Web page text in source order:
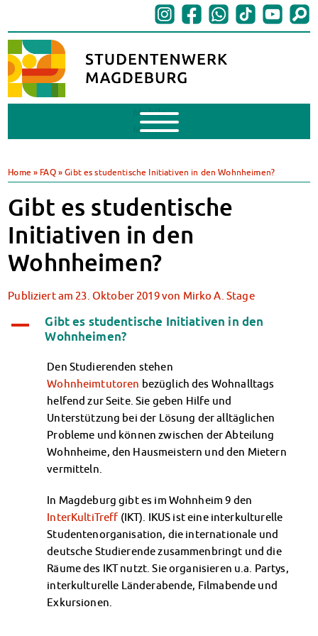
Mobile
Menu
BAföG beantragen
BAföG-FAQs
Dokumente
BAföG-Sprechstunden
Kredite & Stipendien
AnsprechpartnerInnen
Mensen & Cafeterien
Heute in unseren Mensen
Klimabewusst essen
Mensa-FAQs
CampusCatering
MensaFeedback
AnsprechpartnerInnen
Wohnen
Wohnheime im Überblick
Wohnheime in Magdeburg
Wohnheime in Wernigerode
MIT einander – FÜR einander
Wohnheimtutoren
Schadensmeldung
Wohnen-FAQ
Dokumente
AnsprechpartnerInnen
Soziales & Beratung
Home » FAQ»Gibt es studentische Initiativen in den Wohnheimen?
Gibt es studentische
Initiativen in den
Wohnheimen?
Publiziert am 23. Oktober 2019von Mirko A. Stage
A
Gibt es studentische Initiativen in den
Wohnheimen?
Den Studierenden stehen
Wohnheimtutoren bezüglich des Wohnalltags
helfend zur Seite. Sie geben Hilfe und
Unterstützung bei der Lösung der alltäglichen
Probleme und können zwischen der Abteilung
Wohnheime, den Hausmeistern und den Mietern
vermitteln.
In Magdeburg gibt es im Wohnheim 9 den
InterKultiTreff (IKT). IKUS ist eine interkulturelle
Studentenorganisation, die internationale und
deutsche Studierende zusammenbringt und die
Räume des IKT nutzt. Sie organisieren u.a. Partys,
interkulturelle Länderabende, Filmabende und
Exkursionen.